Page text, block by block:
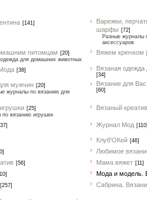
[141]
Варежки,
шарфы [72]
Разные журналы
аксессуаров
питомцам
[20]
для домашних животных
Вяжем крючком
[38] Вязаная
[34]
мужчин [20]
журналы по вязанию для
Вязание для
[60]
[25]
вязанию игрушек
Вязаный креатив
Журнал Мод [110]
Клуб'ОКей [46]
Любимое
[56] Мама вяжет [11]
Мода и модель.
[257] Сабрина.